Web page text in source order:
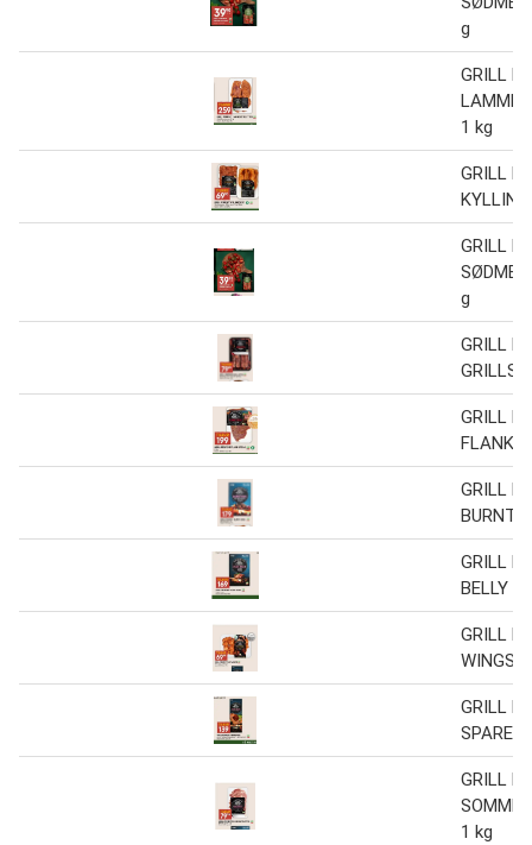
g
GRILL
1 kg
GRILL
GRILL
g
GRILL
GRILL
FLANK
GRILL
BURNT
GRILL
BELLY 1
GRILL
WINGS
GRILL
GRILL
1 kg